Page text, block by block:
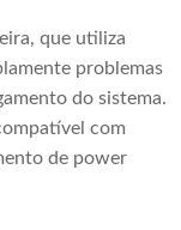
que utiliza
problemas
do sistema.
com
de power